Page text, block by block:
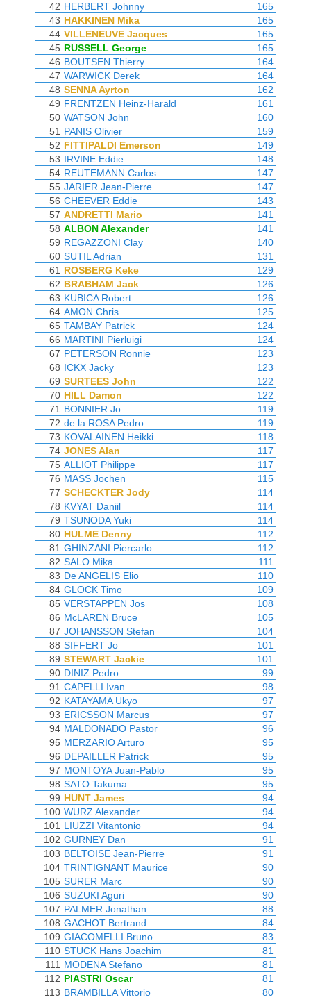
42 HERBERT Johnny
165
43 HAKKINEN Mika
165
44 VILLENEUVE Jacques
165
45 RUSSELL George
165
46 BOUTSEN Thierry
164
47 WARWICK Derek
164
48 SENNA Ayrton
162
49 FRENTZEN Heinz-Harald
161
50 WATSON John
160
51 PANIS Olivier
159
52 FITTIPALDI Emerson
149
53 IRVINE Eddie
148
54 REUTEMANN Carlos
147
55 JARIER Jean-Pierre
147
56 CHEEVER Eddie
143
57 ANDRETTI Mario
141
58 ALBON Alexander
141
59 REGAZZONI Clay
140
60 SUTIL Adrian
131
61 ROSBERG Keke
129
62 BRABHAM Jack
126
63 KUBICA Robert
126
64 AMON Chris
125
65 TAMBAY Patrick
124
66 MARTINI Pierluigi
124
67 PETERSON Ronnie
123
68 ICKX Jacky
123
69 SURTEES John
122
70 HILL Damon
122
71 BONNIER Jo
119
72 de la ROSA Pedro
119
73 KOVALAINEN Heikki
118
74 JONES Alan
117
75 ALLIOT Philippe
117
76 MASS Jochen
115
77 SCHECKTER Jody
114
78 KVYAT Daniil
114
79 TSUNODA Yuki
114
80 HULME Denny
112
81 GHINZANI Piercarlo
112
82 SALO Mika
111
83 De ANGELIS Elio
110
84 GLOCK Timo
109
85 VERSTAPPEN Jos
108
86 McLAREN Bruce
105
87 JOHANSSON Stefan
104
88 SIFFERT Jo
101
89 STEWART Jackie
101
90 DINIZ Pedro
99
91 CAPELLI Ivan
98
92 KATAYAMA Ukyo
97
93 ERICSSON Marcus
97
94 MALDONADO Pastor
96
95 MERZARIO Arturo
95
96 DEPAILLER Patrick
95
97 MONTOYA Juan-Pablo
95
98 SATO Takuma
95
99 HUNT James
94
100 WURZ Alexander
94
101 LIUZZI Vitantonio
94
102 GURNEY Dan
91
103 BELTOISE Jean-Pierre
91
104 TRINTIGNANT Maurice
90
105 SURER Marc
90
106 SUZUKI Aguri
90
107 PALMER Jonathan
88
108 GACHOT Bertrand
84
109 GIACOMELLI Bruno
83
110 STUCK Hans Joachim
81
111 MODENA Stefano
81
112 PIASTRI Oscar
81
113 BRAMBILLA Vittorio
80